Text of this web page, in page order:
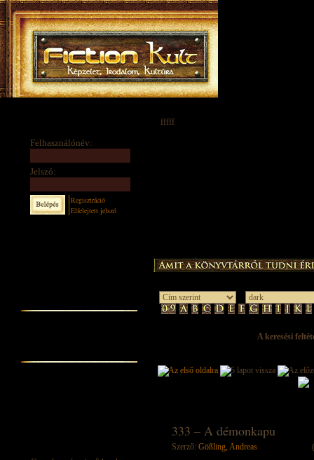
Felhasználónév:
Jelszó:
Regisztráció
Elfelejtett jelszó
fffff
A keresési
333 – A démonkapu
Szerző: Gößling, Andreas